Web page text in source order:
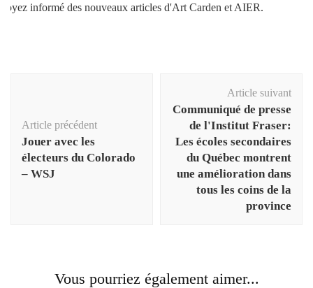
Soyez informé des nouveaux articles d'Art Carden et AIER.
Article précédent
Jouer avec les
électeurs du Colorado
– WSJ
Article suivant
Communiqué de presse
de l'Institut Fraser:
Les écoles secondaires
du Québec montrent
une amélioration dans
tous les coins de la
province
Vous pourriez également aimer...